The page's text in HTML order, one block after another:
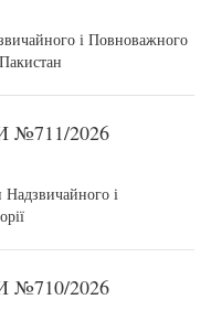
і Повноважного
2026
і
2026